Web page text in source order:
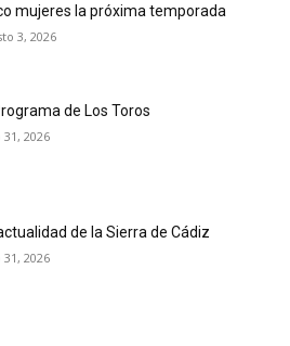
mujeres la próxima temporada
3, 2026
de Los Toros
2026
de la Sierra de Cádiz
2026